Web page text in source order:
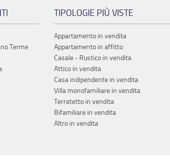
Terme
TIPOLOGIE PIÙ VISTE
Appartamento in vendita
Appartamento in affitto
Casale - Rustico in vendita
Attico in vendita
Casa indipendente in vendita
Villa monofamiliare in vendita
Terratetto in vendita
Bifamiliare in vendita
Altro in vendita